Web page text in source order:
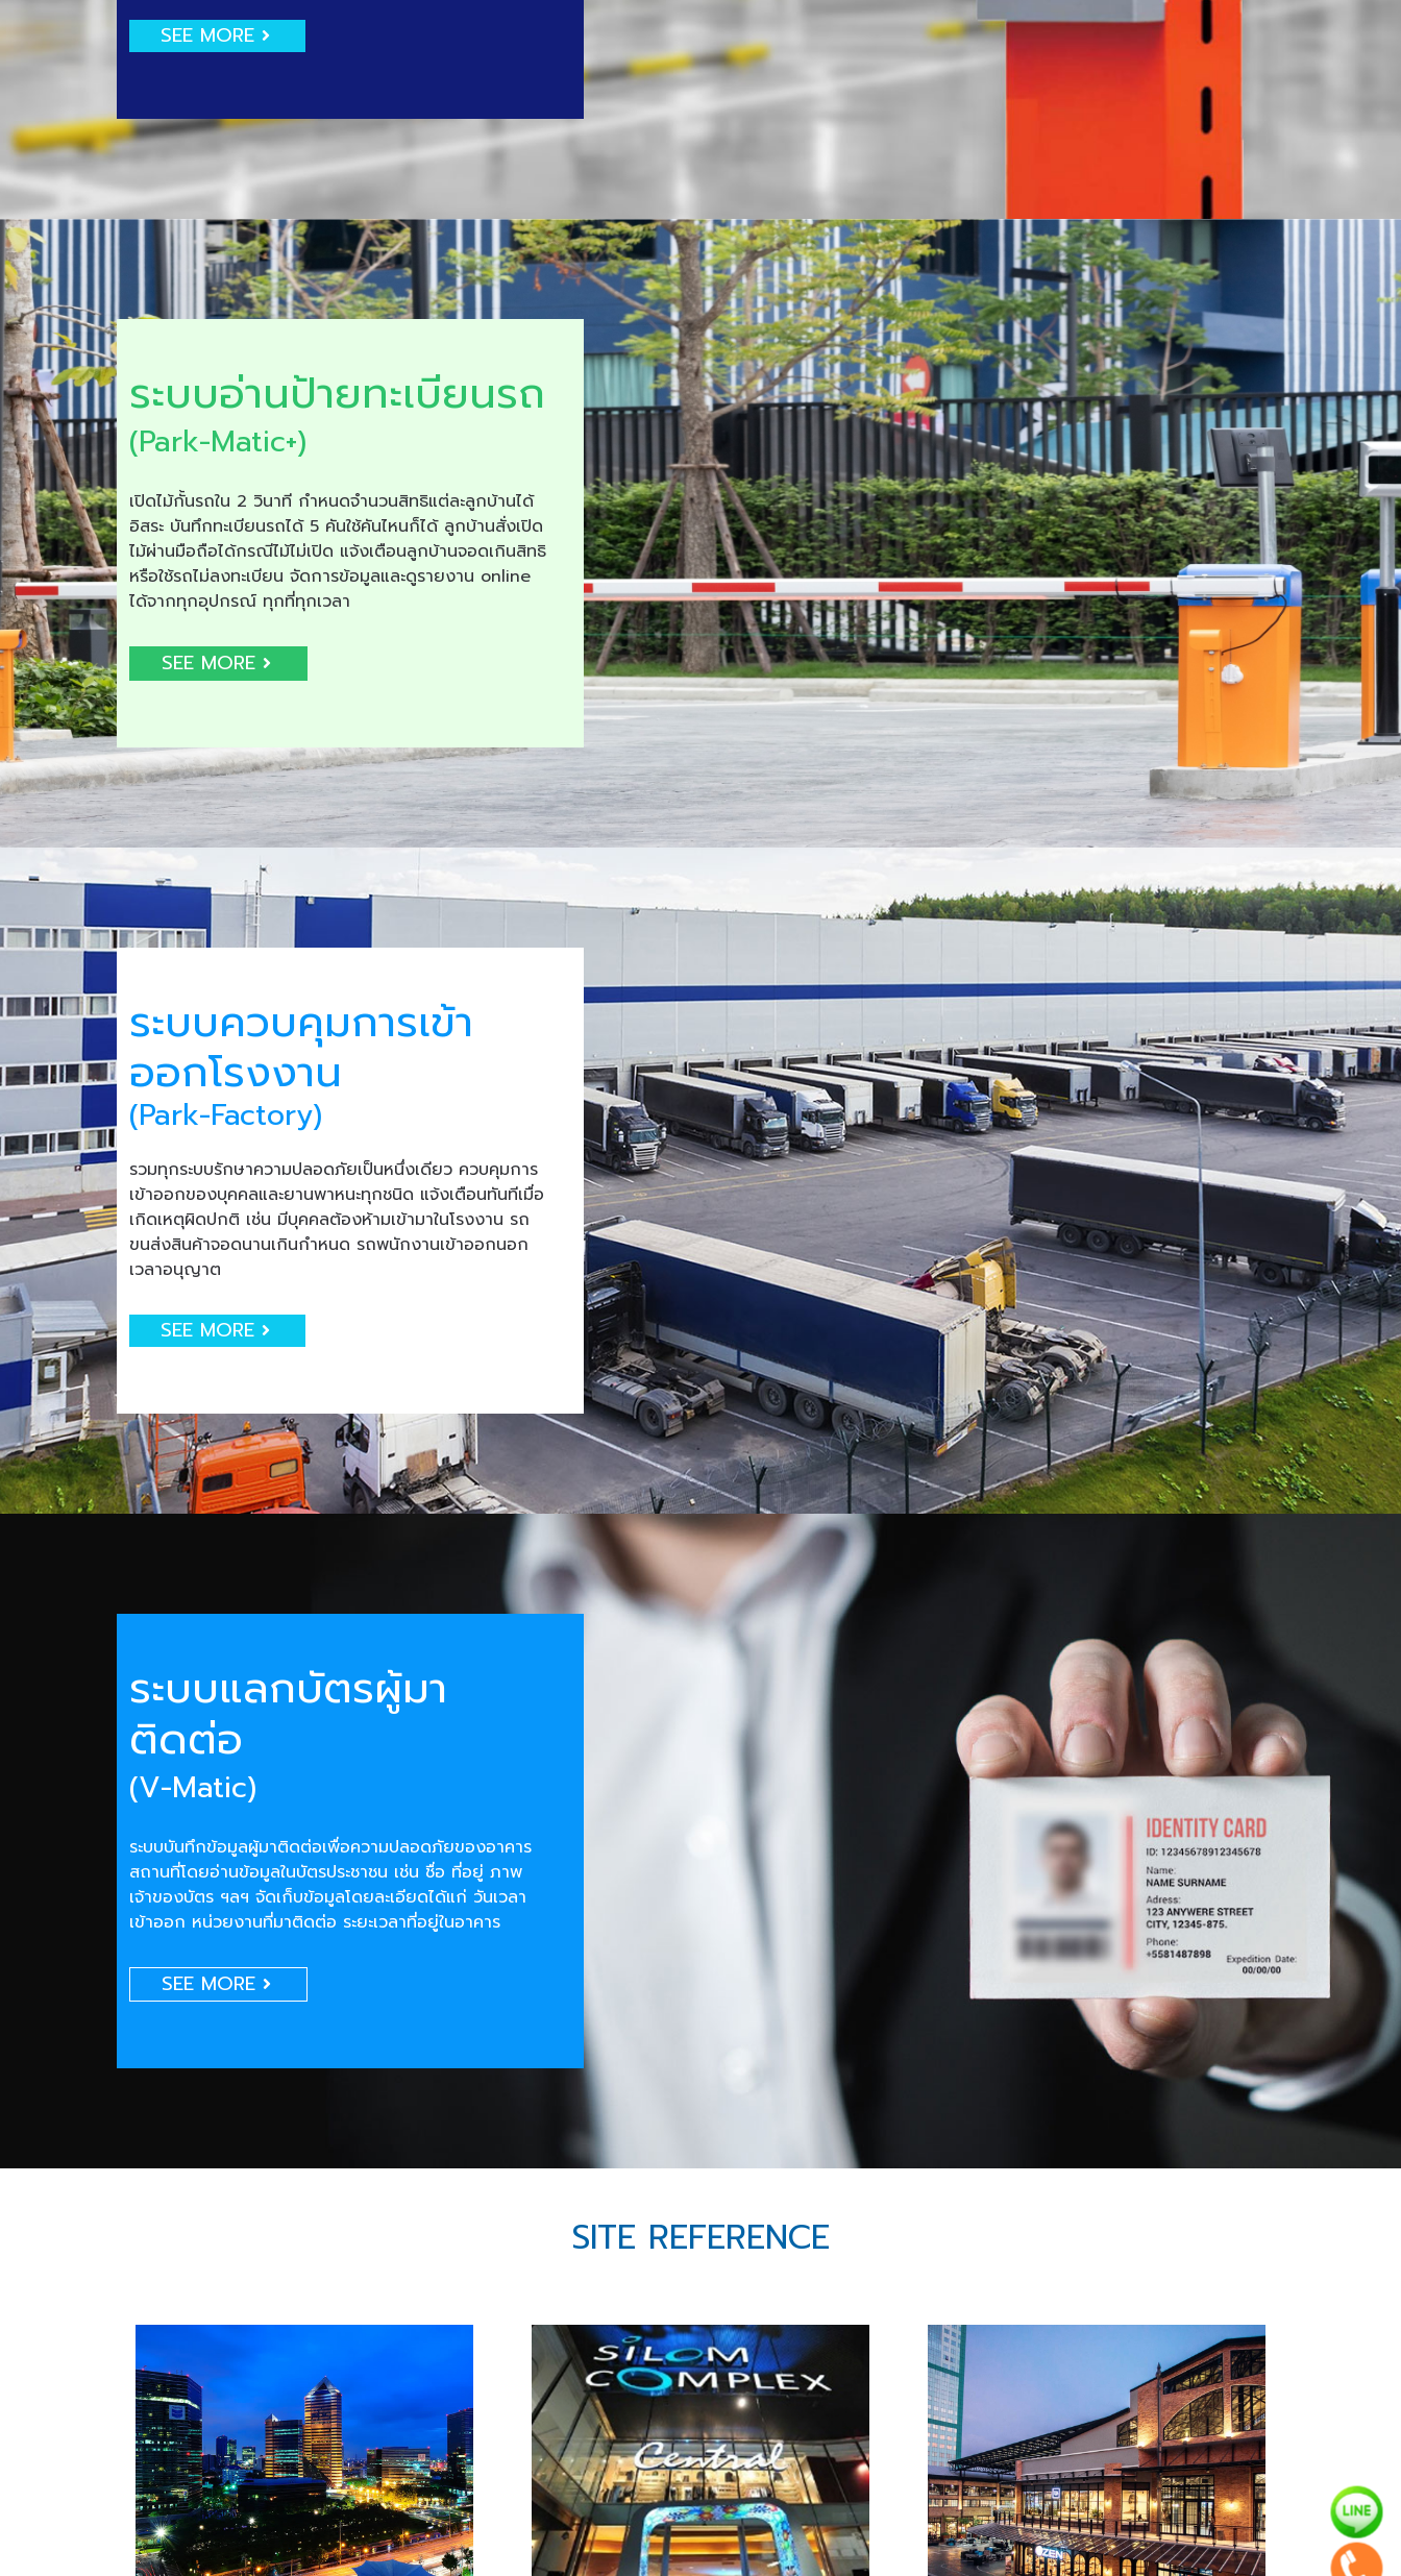
SEE MORE
ระบบอ่านป้ายทะเบียนรถ
(Park-Matic+)
เปิดไม้กั้นรถใน 2 วินาที กำหนดจำนวนสิทธิแต่ละลูกบ้านได้
อิสระ บันทึกทะเบียนรถได้ 5 คันใช้คันไหนก็ได้ ลูกบ้านสั่งเปิด
ไม้ผ่านมือถือได้กรณีไม้ไม่เปิด แจ้งเตือนลูกบ้านจอดเกินสิทธิ
หรือใช้รถไม่ลงทะเบียน จัดการข้อมูลและดูรายงาน online
ได้จากทุกอุปกรณ์ ทุกที่ทุกเวลา
SEE MORE
ระบบควบคุมการเข้า
ออกโรงงาน
(Park-Factory)
รวมทุกระบบรักษาความปลอดภัยเป็นหนึ่งเดียว ควบคุมการ
เข้าออกของบุคคลและยานพาหนะทุกชนิด แจ้งเตือนทันทีเมื่อ
เกิดเหตุผิดปกติ เช่น มีบุคคลต้องห้ามเข้ามาในโรงงาน รถ
ขนส่งสินค้าจอดนานเกินกำหนด รถพนักงานเข้าออกนอก
เวลาอนุญาต
SEE MORE
ระบบแลกบัตรผู้มา
ติดต่อ
(V-Matic)
ระบบบันทึกข้อมูลผู้มาติดต่อเพื่อความปลอดภัยของอาคาร
สถานที่โดยอ่านข้อมูลในบัตรประชาชน เช่น ชื่อ ที่อยู่ ภาพ
เจ้าของบัตร ฯลฯ จัดเก็บข้อมูลโดยละเอียดได้แก่ วันเวลา
เข้าออก หน่วยงานที่มาติดต่อ ระยะเวลาที่อยู่ในอาคาร
SEE MORE
SITE REFERENCE